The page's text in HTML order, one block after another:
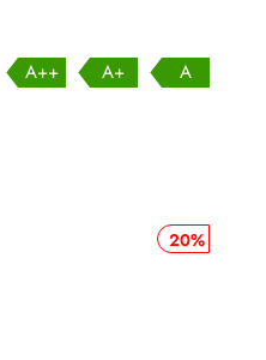
A++ A+ A
20%